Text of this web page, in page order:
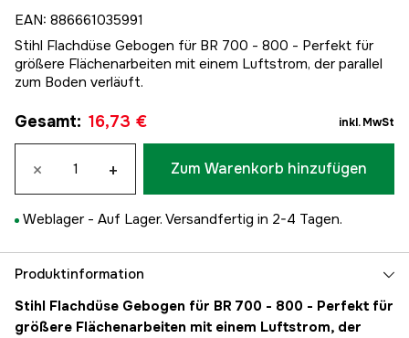
EAN: 886661035991
Stihl Flachdüse Gebogen für BR 700 - 800 - Perfekt für
größere Flächenarbeiten mit einem Luftstrom, der parallel
zum Boden verläuft.
Gesamt: 16,73 € inkl. MwSt
× + Zum Warenkorb hinzufügen
Weblager - Auf Lager. Versandfertig in 2-4 Tagen.
Produktinformation
Stihl Flachdüse Gebogen für BR 700 - 800 - Perfekt für
größere Flächenarbeiten mit einem Luftstrom, der